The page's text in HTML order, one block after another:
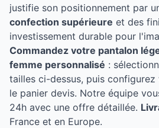
justifie son positionnement par
confection supérieure et des
investissement durable pour
Commandez votre pantalon
femme personnalisé :
tailles ci-dessus, puis
le panier devis. Notre équipe
24h avec une offre détaillée.
France et en Europe.